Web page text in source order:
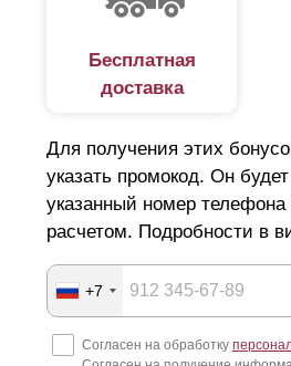
Бесплатная
доставка
Для получения этих
указать промокод. Он
указанный номер телефона
расчетом. Подробности в
+7
Согласен на обработку